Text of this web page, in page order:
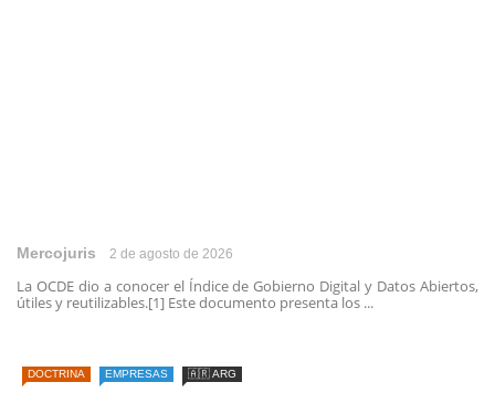
Mercojuris 2 de agosto de 2026
La OCDE dio a conocer el Índice de Gobierno Digital y Datos Abiertos,
útiles y reutilizables.[1] Este documento presenta los ...
DOCTRINA EMPRESAS 🇦🇷 ARG